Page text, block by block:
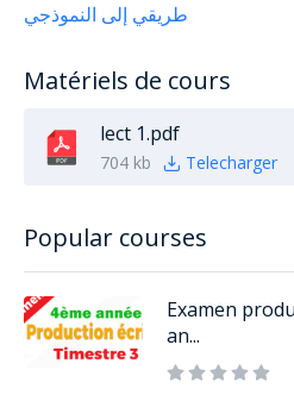
طريقي إلى النموذجي
Matériels de cours
lect 1.pdf
704 kb Telecharger
Popular courses
Examen
an...